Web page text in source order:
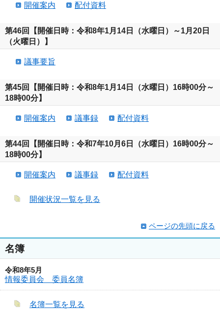
開催案内 配付資料
第46回【開催日時：令和8年1月14日（水曜日）～1月20日
（火曜日）】
議事要旨
第45回【開催日時：令和8年1月14日（水曜日）16時00分～
18時00分】
開催案内 議事録 配付資料
第44回【開催日時：令和7年10月6日（水曜日）16時00分～
18時00分】
開催案内 議事録 配付資料
開催状況一覧を見る
ページの先頭に戻る
名簿
令和8年5月
情報委員会 委員名簿
名簿一覧を見る